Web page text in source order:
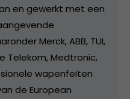
en gewerkt met een
Merck, ABB, TUI,
Telekom, Medtronic,
wapenfeiten
de European